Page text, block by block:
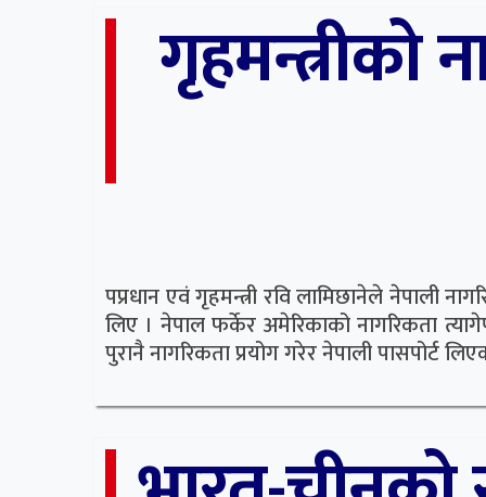
गृहमन्त्रीको
पप्रधान एवं गृहमन्त्री रवि लामिछानेले नेपाली
लिए । नेपाल फर्केर अमेरिकाको नागरिकता
पुरानै नागरिकता प्रयोग गरेर नेपाली पासपोर्ट